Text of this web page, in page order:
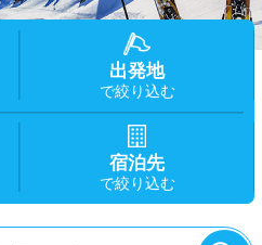
出発地
で絞り込む
宿泊先
で絞り込む